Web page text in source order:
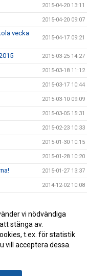
2015-04-20 13:11
2015-04-20 09:07
vecka
2015-04-17 09:21
2015-03-25 14:27
2015-03-18 11:12
2015-03-17 10:44
2015-03-10 09:09
2015-03-05 15:31
2015-02-23 10:33
2015-01-30 10:15
2015-01-28 10:20
2015-01-27 13:37
2014-12-02 10:08
2013-12-12 14:27
2013-12-12 14:24
vi nödvändiga
stänga av.
t.ex. för statistik
vill acceptera dessa.